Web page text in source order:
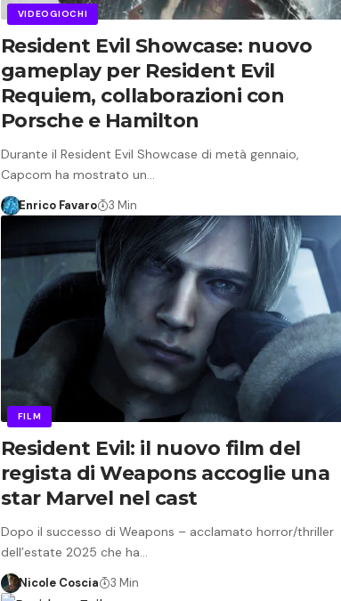
VIDEOGIOCHI
Resident Evil Showcase: nuovo
gameplay per Resident Evil
Requiem, collaborazioni con
Porsche e Hamilton
Durante il Resident Evil Showcase di metà gennaio,
Capcom ha mostrato un…
Enrico Favaro 3 Min
FILM
Resident Evil: il nuovo film del
regista di Weapons accoglie una
star Marvel nel cast
Dopo il successo di Weapons – acclamato horror/thriller
dell’estate 2025 che ha…
Nicole Coscia 3 Min